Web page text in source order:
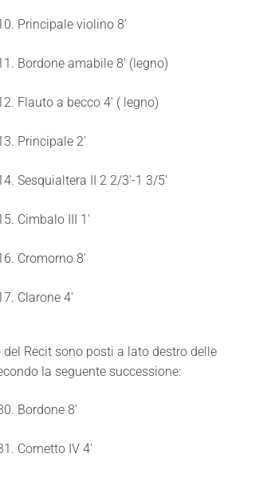
Principale violino 8'
Bordone amabile 8' (legno)
Flauto a becco 4' ( legno)
Principale 2'
Sesquialtera II 2 2/3'-1 3/5'
Cimbalo III 1'
Cromorno 8'
Clarone 4'
Recit sono posti a lato destro delle
la seguente successione:
Bordone 8'
Cornetto IV 4'